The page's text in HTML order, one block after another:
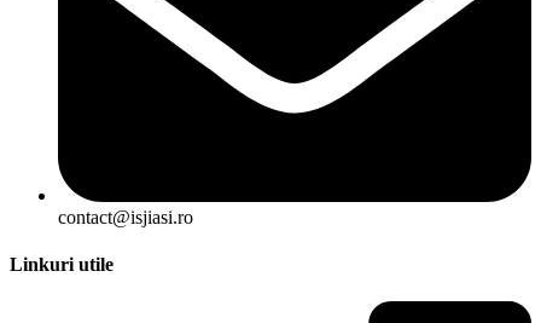
contact@isjiasi.ro
Linkuri utile